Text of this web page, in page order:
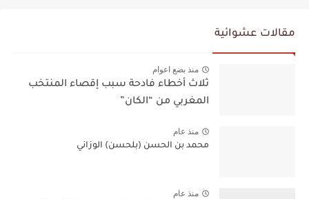
مقالات عشوائية
منذ بضع اعوام
ثلاث أخطاء فادحة سبب إقصاء المنتخب
المغربي من “الكان”
منذ عام
محمد بن الحسن (بلحسن) الوزاني
منذ عام